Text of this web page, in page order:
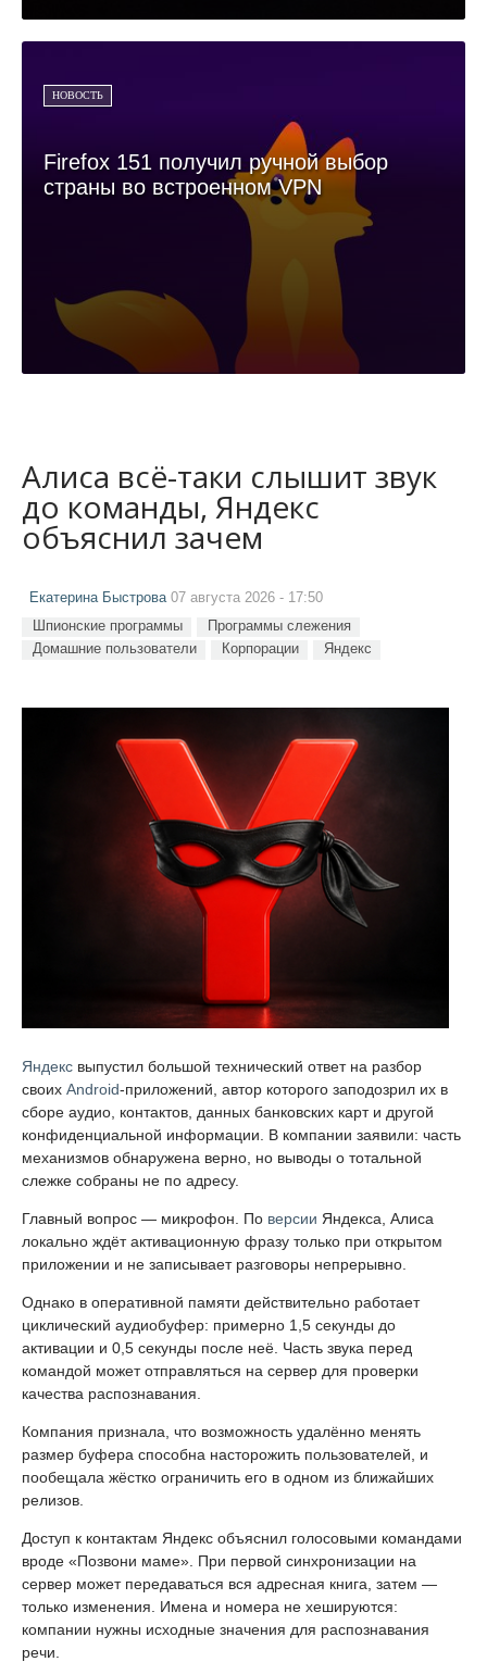
НОВОСТЬ
Firefox 151 получил ручной выбор
страны во встроенном VPN
Алиса всё-таки слышит звук
до команды, Яндекс
объяснил зачем
Екатерина Быстрова07 августа 2026 - 17:50
Шпионские программы
Программы слежения
Домашние пользователи
Корпорации Яндекс
Яндекс выпустил большой технический ответ на разбор
своих Android-приложений, автор которого заподозрил их в
сборе аудио, контактов, данных банковских карт и другой
конфиденциальной информации. В компании заявили: часть
механизмов обнаружена верно, но выводы о тотальной
слежке собраны не по адресу.
Главный вопрос — микрофон. По версии Яндекса, Алиса
локально ждёт активационную фразу только при открытом
приложении и не записывает разговоры непрерывно.
Однако в оперативной памяти действительно работает
циклический аудиобуфер: примерно 1,5 секунды до
активации и 0,5 секунды после неё. Часть звука перед
командой может отправляться на сервер для проверки
качества распознавания.
Компания признала, что возможность удалённо менять
размер буфера способна насторожить пользователей, и
пообещала жёстко ограничить его в одном из ближайших
релизов.
Доступ к контактам Яндекс объяснил голосовыми командами
вроде «Позвони маме». При первой синхронизации на
сервер может передаваться вся адресная книга, затем —
только изменения. Имена и номера не хешируются:
компании нужны исходные значения для распознавания
речи.